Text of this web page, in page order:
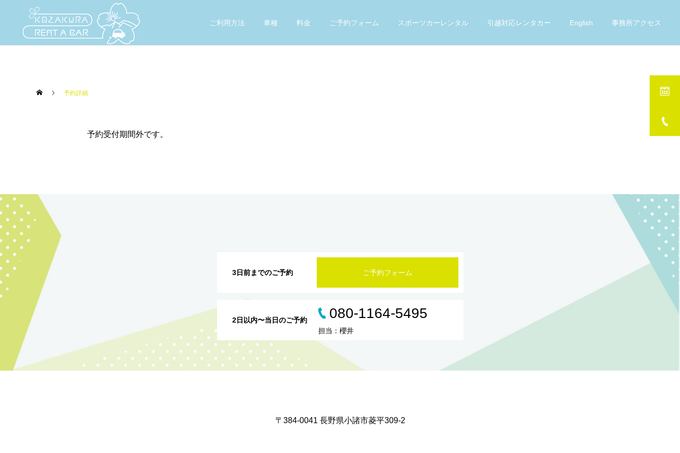
ご利用方法 車種 料金 ご予約フォーム スポーツカーレンタル 引越対応レンタカー English 事務所アクセス
予約詳細
予約受付期間外です。
3日前までのご予約 ご予約フォーム
2日以内〜当日のご予約 080-1164-5495
担当：櫻井
〒384-0041 長野県小諸市菱平309-2